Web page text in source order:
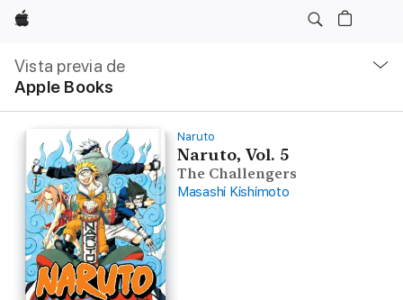
Apple
Vista previa de
Apple Books
local
Abrir
menú
Naruto
Naruto, Vol. 5
The Challengers
Masashi Kishimoto